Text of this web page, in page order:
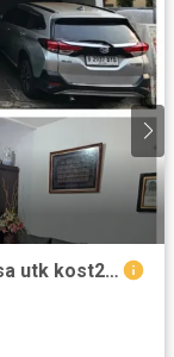
Rumah tua di kedoya jakarta barat bisa utk kost2an